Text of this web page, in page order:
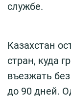
службе.
Казахстан
стран, куда
въезжать
до 90 дней.